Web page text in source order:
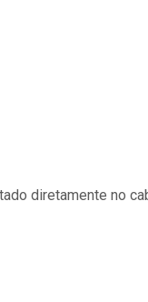
diretamente no